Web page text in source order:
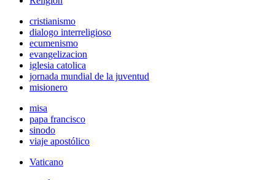
cristianismo
dialogo interreligioso
ecumenismo
evangelizacion
iglesia catolica
jornada mundial de la juventud
misionero
misa
papa francisco
sinodo
viaje apostólico
Vaticano